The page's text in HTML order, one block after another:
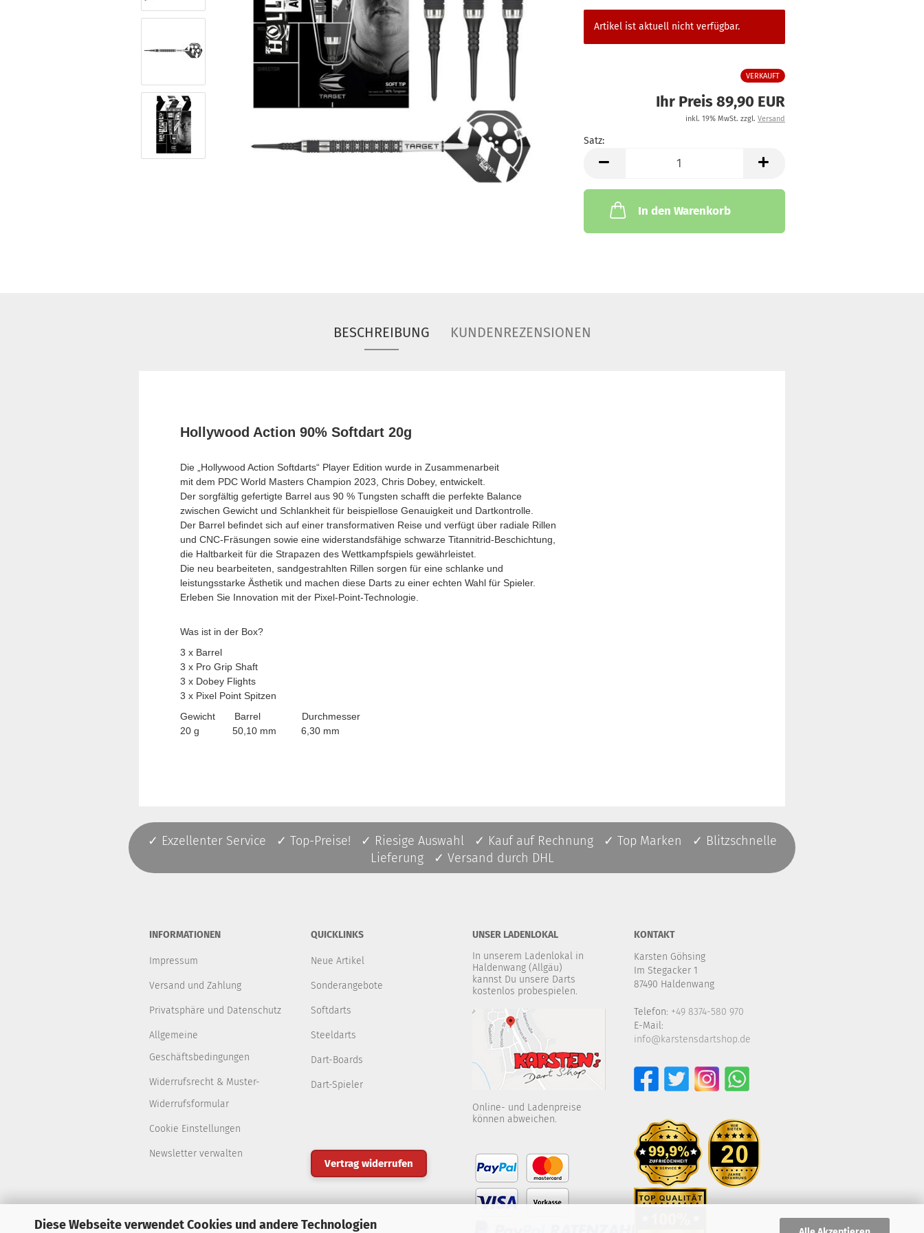
Diese Webseite verwendet Cookies und andere Technologien
Artikel ist aktuell nicht verfügbar.
VERKAUFT
Ihr Preis 89,90 EUR
inkl. 19% MwSt. zzgl. Versand
Satz:
Satz
In den Warenkorb
BESCHREIBUNG KUNDENREZENSIONEN
Hollywood Action 90% Softdart 20g
Die „Hollywood Action Softdarts“ Player Edition wurde in Zusammenarbeit
mit dem PDC World Masters Champion 2023, Chris Dobey, entwickelt.
Der sorgfältig gefertigte Barrel aus 90 % Tungsten schafft die perfekte Balance
zwischen Gewicht und Schlankheit für beispiellose Genauigkeit und Dartkontrolle.
Der Barrel befindet sich auf einer transformativen Reise und verfügt über radiale Rillen
und CNC-Fräsungen sowie eine widerstandsfähige schwarze Titannitrid-Beschichtung,
die Haltbarkeit für die Strapazen des Wettkampfspiels gewährleistet.
Die neu bearbeiteten, sandgestrahlten Rillen sorgen für eine schlanke und
leistungsstarke Ästhetik und machen diese Darts zu einer echten Wahl für Spieler.
Erleben Sie Innovation mit der Pixel-Point-Technologie.
Was ist in der Box?
3 x Barrel
3 x Pro Grip Shaft
3 x Dobey Flights
3 x Pixel Point Spitzen
Gewicht Barrel Durchmesser
20 g 50,10 mm 6,30 mm
✓ Exzellenter Service ✓ Top-Preise! ✓ Riesige Auswahl ✓ Kauf auf Rechnung ✓ Top Marken ✓ Blitzschnelle
Lieferung ✓ Versand durch DHL
INFORMATIONEN
Impressum
Versand und Zahlung
Privatsphäre und Datenschutz
Allgemeine
Geschäftsbedingungen
Widerrufsrecht & Muster-
Widerrufsformular
Cookie Einstellungen
Newsletter verwalten
QUICKLINKS
Neue Artikel
Sonderangebote
Softdarts
Steeldarts
Dart-Boards
Dart-Spieler
Vertrag widerrufen
UNSER LADENLOKAL
In unserem Ladenlokal in
Haldenwang (Allgäu)
kannst Du unsere Darts
kostenlos probespielen.
Online- und Ladenpreise
können abweichen.
KONTAKT
Karsten Göhsing
Im Stegacker 1
87490 Haldenwang
Telefon: +49 8374-580 970
E-Mail:
info@karstensdartshop.de